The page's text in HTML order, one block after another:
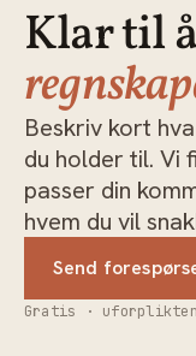
Klar til
Beskriv kort
du holder til. Vi
passer din
hvem du vil
Send
Gratis ·